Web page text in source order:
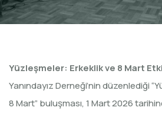
Yüzleşmeler: Erkeklik ve 8 Mart
Yanındayız Derneği’nin düzenlediği
8 Mart” buluşması, 1 Mart 2026